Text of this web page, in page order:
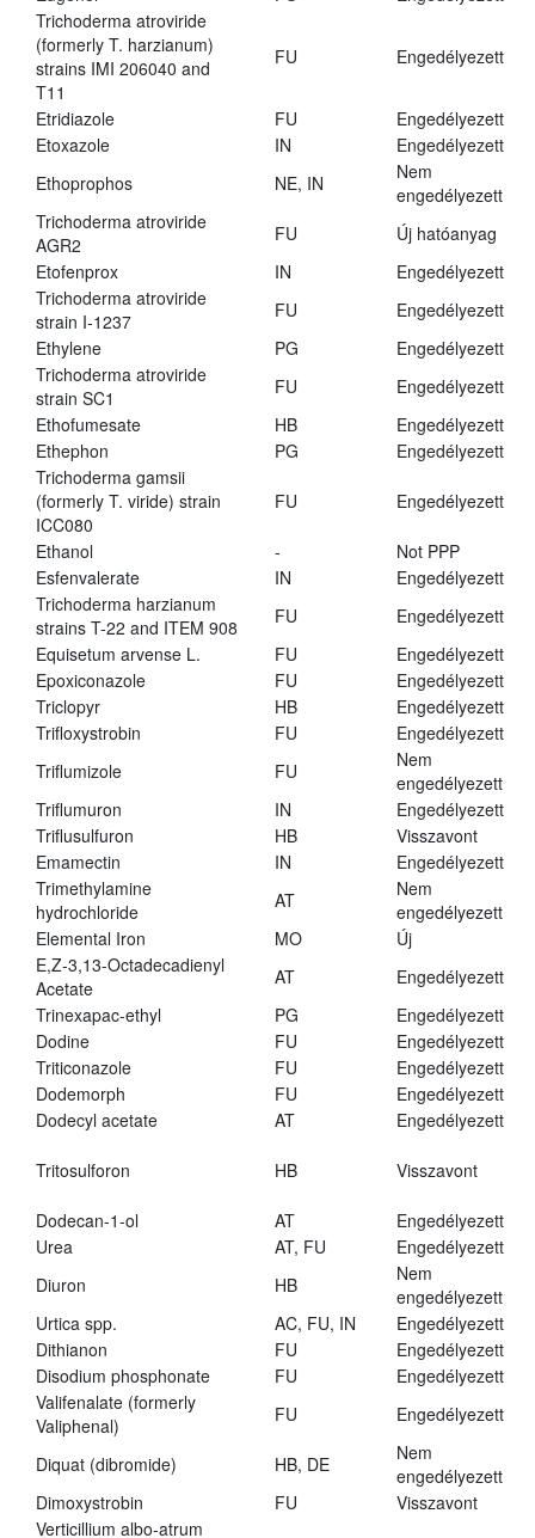
Trichoderma atroviride
(formerly T. harzianum)
strains IMI 206040 and
T11
FU Engedélyezett
Etridiazole FU
Engedélyezett
Etoxazole
IN
Engedélyezett
Ethoprophos
NE, IN
Nem
engedélyezett
Trichoderma atroviride
AGR2
FU
Új hatóanyag
Etofenprox
IN
Engedélyezett
Trichoderma atroviride
strain I-1237
FU
Engedélyezett
Ethylene
PG
Engedélyezett
Trichoderma atroviride
strain SC1
FU
Engedélyezett
Ethofumesate
HB
Engedélyezett
Ethephon
PG
Engedélyezett
Trichoderma gamsii
(formerly T. viride) strain
ICC080
FU Engedélyezett
Ethanol -
Not PPP
Esfenvalerate
IN
Engedélyezett
Trichoderma harzianum
strains T-22 and ITEM 908
FU
Engedélyezett
Equisetum arvense L.
FU
Engedélyezett
Epoxiconazole
FU
Engedélyezett
Triclopyr
HB
Engedélyezett
Trifloxystrobin
FU
Engedélyezett
Triflumizole
FU
Nem
engedélyezett
Triflumuron
IN
Engedélyezett
Triflusulfuron
HB
Visszavont
Emamectin
IN
Engedélyezett
Trimethylamine
hydrochloride
AT
Nem
engedélyezett
Elemental Iron
MO
Új
E,Z-3,13-Octadecadienyl
Acetate
AT
Engedélyezett
Trinexapac-ethyl
PG
Engedélyezett
Dodine
FU
Engedélyezett
Triticonazole
FU
Engedélyezett
Dodemorph
FU
Engedélyezett
Dodecyl acetate
AT Engedélyezett
Tritosulforon HB Visszavont
Dodecan-1-ol AT
Engedélyezett
Urea
AT, FU
Engedélyezett
Diuron
HB
Nem
engedélyezett
Urtica spp.
AC, FU, IN
Engedélyezett
Dithianon
FU
Engedélyezett
Disodium phosphonate
FU
Engedélyezett
Valifenalate (formerly
Valiphenal)
FU Engedélyezett
Diquat (dibromide) HB, DE
Nem
engedélyezett
Dimoxystrobin
FU
Visszavont
Verticillium albo-atrum